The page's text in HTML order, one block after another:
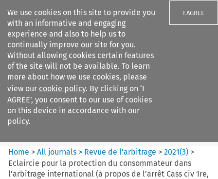
We use cookies on this site to provide you
with an informative and engaging
experience and also to help us to
continually improve our site for you.
Without allowing cookies certain features
of the site will not be available. To learn
more about how we use cookies, please
view our cookie policy. By clicking on ‘I
AGREE’, you consent to our use of cookies
on this device in accordance with our
policy.
I AGREE
Search filters
Revue de
l%E2%80%99arbitrage
Home >All journals > Revue de l’arbitrage >2021(3) >
Eclaircie pour la protection du consommateur dans
l’arbitrage international (à propos de l’arrêt Cass civ 1re,